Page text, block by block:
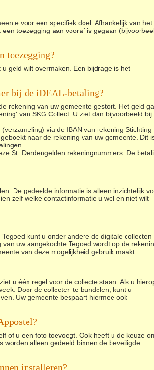
voor een specifiek doel. Afhankelijk van het
toezegging aan vooraf is gegaan
toezegging?
geld wilt overmaken. Een bijdrage is het
bij de iDEAL-betaling?
rekening van uw gemeente gestort. Het geld
van SKG Collect. U ziet dan bijvoorbeeld bij
via de IBAN van rekening Stichting
naar de rekening van uw gemeente. Dit
St. Derdengelden rekeningnummers. De
De gedeelde informatie is alleen inzichtelijk
zelf welke contactinformatie u wel en niet wilt
kunt u onder andere de digitale collecten
uw aangekochte Tegoed wordt op de
van deze mogelijkheid gebruik maakt.
u één regel voor de collecte staan. Als u
Door de collecten te bundelen, kunt u
Uw gemeente bespaart hiermee ook
of u een foto toevoegt. Ook heeft u de keuze
worden alleen gedeeld binnen de beveiligde
installeren?